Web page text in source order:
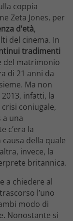
coppia
Zeta Jones, per
d’età,
del cinema. In
tradimenti
del matrimonio
di 21 anni da
Ma non
infatti, la
coniugale,
a una
c’era la
della quale
invece, la
britannica.
a chiedere al
l’uno
modo di
Nonostante si